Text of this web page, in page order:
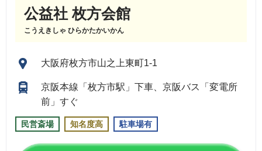
公益社 枚方会館
こうえきしゃ ひらかたかいかん
大阪府枚方市山之上東町1-1
京阪本線「枚方市駅」下車、京阪バス「変電所
前」すぐ
民営斎場 知名度高 駐車場有